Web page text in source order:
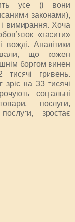
усе (і вони
законами),
вимирання. Хоча
«гасити»
вожді. Аналітики
що кожен
боргом винен
гривень.
на 33 тисячі
соціальні
послуги,
зростає